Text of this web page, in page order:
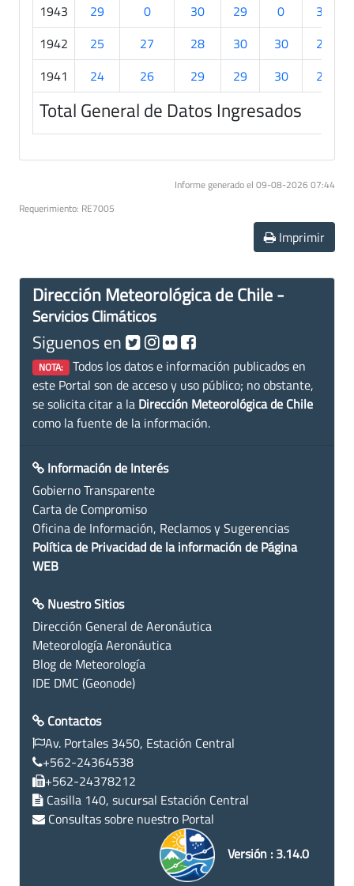
1943
29 0 30 29 0
30
1942
25 27 28 30 30
27
1941
24 26 29 29 30 27
Total General de Datos Ingresados
Informe generado el 09-08-2026 07:44
Requerimiento: RE7005
Imprimir
Dirección Meteorológica de Chile -
Servicios Climáticos
Siguenos en
NOTA: Todos los datos e información publicados en
este Portal son de acceso y uso público; no obstante,
se solicita citar a la Dirección Meteorológica de Chile
como la fuente de la información.
Información de Interés
Gobierno Transparente
Carta de Compromiso
Oficina de Información, Reclamos y Sugerencias
Política de Privacidad de la información de Página
WEB
Nuestro Sitios
Dirección General de Aeronáutica
Meteorología Aeronáutica
Blog de Meteorología
IDE DMC (Geonode)
Contactos
Av. Portales 3450, Estación Central
+562-24364538
+562-24378212
Casilla 140, sucursal Estación Central
Consultas sobre nuestro Portal
Versión : 3.14.0